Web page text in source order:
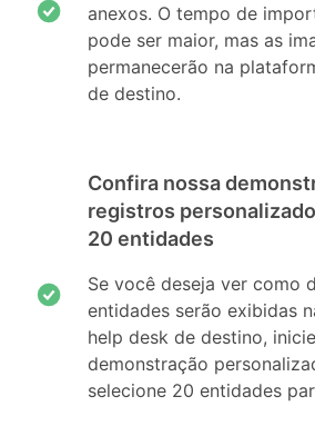
anexos. O tempo de
pode ser maior, mas as
permanecerão na
de destino.
Confira nossa
registros
20 entidades
Se você deseja ver como
entidades serão exibidas
help desk de destino,
demonstração
selecione 20 entidades